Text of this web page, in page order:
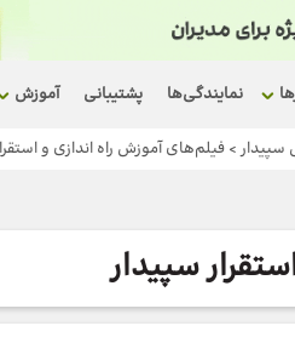
نمایندگی‌ها پشتیبانی آموزش
سپیدار> فیلم‌های آموزش راه اندازی و
سپیدار